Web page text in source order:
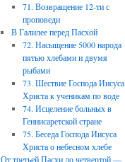
71. Возвращение 12-ти с
проповеди
В Галилее перед Пасхой
72. Насыщение 5000 народа
пятью хлебами и двумя
рыбами
73. Шествие Господа Иисуса
Христа к ученикам по воде
74. Исцеление больных в
Геннисаретской стране
75. Беседа Господа Иисуса
Христа о небесном хлебе
От третьей Пасхи до четвертой —